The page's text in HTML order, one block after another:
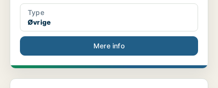
Type
Øvrige
Mere info
Vikarstilling: Vikariat som souschef til sekretærg...